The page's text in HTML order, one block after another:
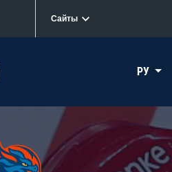
Сайты
РУ